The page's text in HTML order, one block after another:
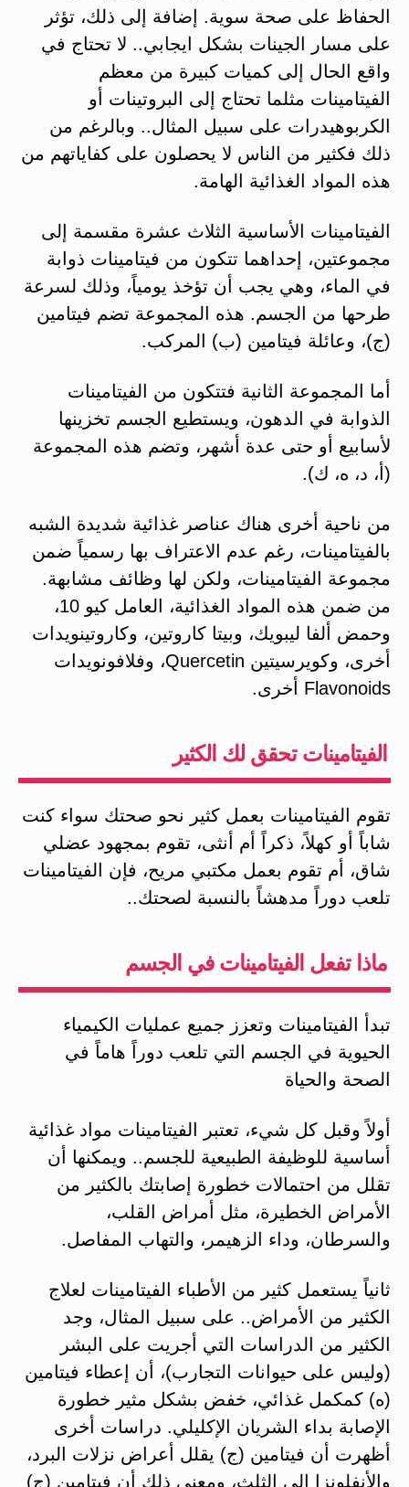
الحفاظ على صحة سوية. إضافة إلى ذلك، تؤثر
على مسار الجينات بشكل ايجابي.. لا تحتاج في
واقع الحال إلى كميات كبيرة من معظم
الفيتامينات مثلما تحتاج إلى البروتينات أو
الكربوهيدرات على سبيل المثال.. وبالرغم من
ذلك فكثير من الناس لا يحصلون على كفاياتهم من
هذه المواد الغذائية الهامة.
الفيتامينات الأساسية الثلاث عشرة مقسمة إلى
مجموعتين، إحداهما تتكون من فيتامينات ذوابة
في الماء، وهي يجب أن تؤخذ يومياً، وذلك لسرعة
طرحها من الجسم. هذه المجموعة تضم فيتامين
(ج)، وعائلة فيتامين (ب) المركب.
أما المجموعة الثانية فتتكون من الفيتامينات
الذوابة في الدهون، ويستطيع الجسم تخزينها
لأسابيع أو حتى عدة أشهر، وتضم هذه المجموعة
(أ، د، ه، ك).
من ناحية أخرى هناك عناصر غذائية شديدة الشبه
بالفيتامينات، رغم عدم الاعتراف بها رسمياً ضمن
مجموعة الفيتامينات، ولكن لها وظائف مشابهة.
من ضمن هذه المواد الغذائية، العامل كيو 10،
وحمض ألفا ليبويك، وبيتا كاروتين، وكاروتينويدات
أخرى، وكويرسيتين Quercetin، وفلافونويدات
Flavonoids أخرى.
الفيتامينات تحقق لك الكثير
تقوم الفيتامينات بعمل كثير نحو صحتك سواء كنت
شاباً أو كهلاً، ذكراً أم أنثى، تقوم بمجهود عضلي
شاق، أم تقوم بعمل مكتبي مريح، فإن الفيتامينات
تلعب دوراً مدهشاً بالنسبة لصحتك..
ماذا تفعل الفيتامينات في الجسم
تبدأ الفيتامينات وتعزز جميع عمليات الكيمياء
الحيوية في الجسم التي تلعب دوراً هاماً في
الصحة والحياة
أولاً وقبل كل شيء، تعتبر الفيتامينات مواد غذائية
أساسية للوظيفة الطبيعية للجسم.. ويمكنها أن
تقلل من احتمالات خطورة إصابتك بالكثير من
الأمراض الخطيرة، مثل أمراض القلب،
والسرطان، وداء الزهيمر، والتهاب المفاصل.
ثانياً يستعمل كثير من الأطباء الفيتامينات لعلاج
الكثير من الأمراض.. على سبيل المثال، وجد
الكثير من الدراسات التي أجريت على البشر
(وليس على حيوانات التجارب)، أن إعطاء فيتامين
(ه) كمكمل غذائي، خفض بشكل مثير خطورة
الإصابة بداء الشريان الإكليلي. دراسات أخرى
أظهرت أن فيتامين (ج) يقلل أعراض نزلات البرد،
والأنفلونزا إلى الثلث، ومعنى ذلك أن فيتامين (ج)